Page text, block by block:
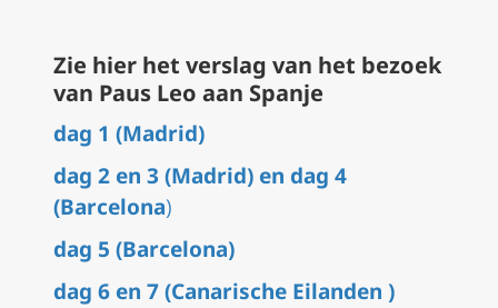
Zie hier het verslag van het bezoek
van Paus Leo aan Spanje
dag 1 (Madrid)
dag 2 en 3 (Madrid) en dag 4
(Barcelona)
dag 5 (Barcelona)
dag 6 en 7 (Canarische Eilanden )